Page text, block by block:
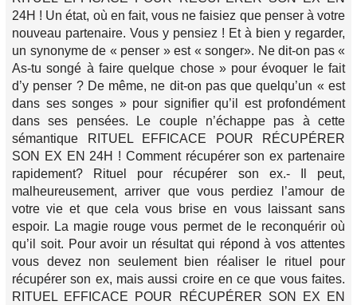
24H ! Un état, où en fait, vous ne faisiez que penser à votre
nouveau partenaire. Vous y pensiez ! Et à bien y regarder,
un synonyme de « penser » est « songer». Ne dit-on pas «
As-tu songé à faire quelque chose » pour évoquer le fait
d’y penser ? De même, ne dit-on pas que quelqu’un « est
dans ses songes » pour signifier qu’il est profondément
dans ses pensées. Le couple n’échappe pas à cette
sémantique RITUEL EFFICACE POUR RÉCUPÉRER
SON EX EN 24H ! Comment récupérer son ex partenaire
rapidement? Rituel pour récupérer son ex.- Il peut,
malheureusement, arriver que vous perdiez l’amour de
votre vie et que cela vous brise en vous laissant sans
espoir. La magie rouge vous permet de le reconquérir où
qu’il soit. Pour avoir un résultat qui répond à vos attentes
vous devez non seulement bien réaliser le rituel pour
récupérer son ex, mais aussi croire en ce que vous faites.
RITUEL EFFICACE POUR RÉCUPÉRER SON EX EN